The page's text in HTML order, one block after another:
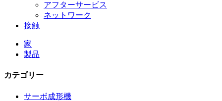
アフターサービス
ネットワーク
接触
家
製品
カテゴリー
サーボ成形機